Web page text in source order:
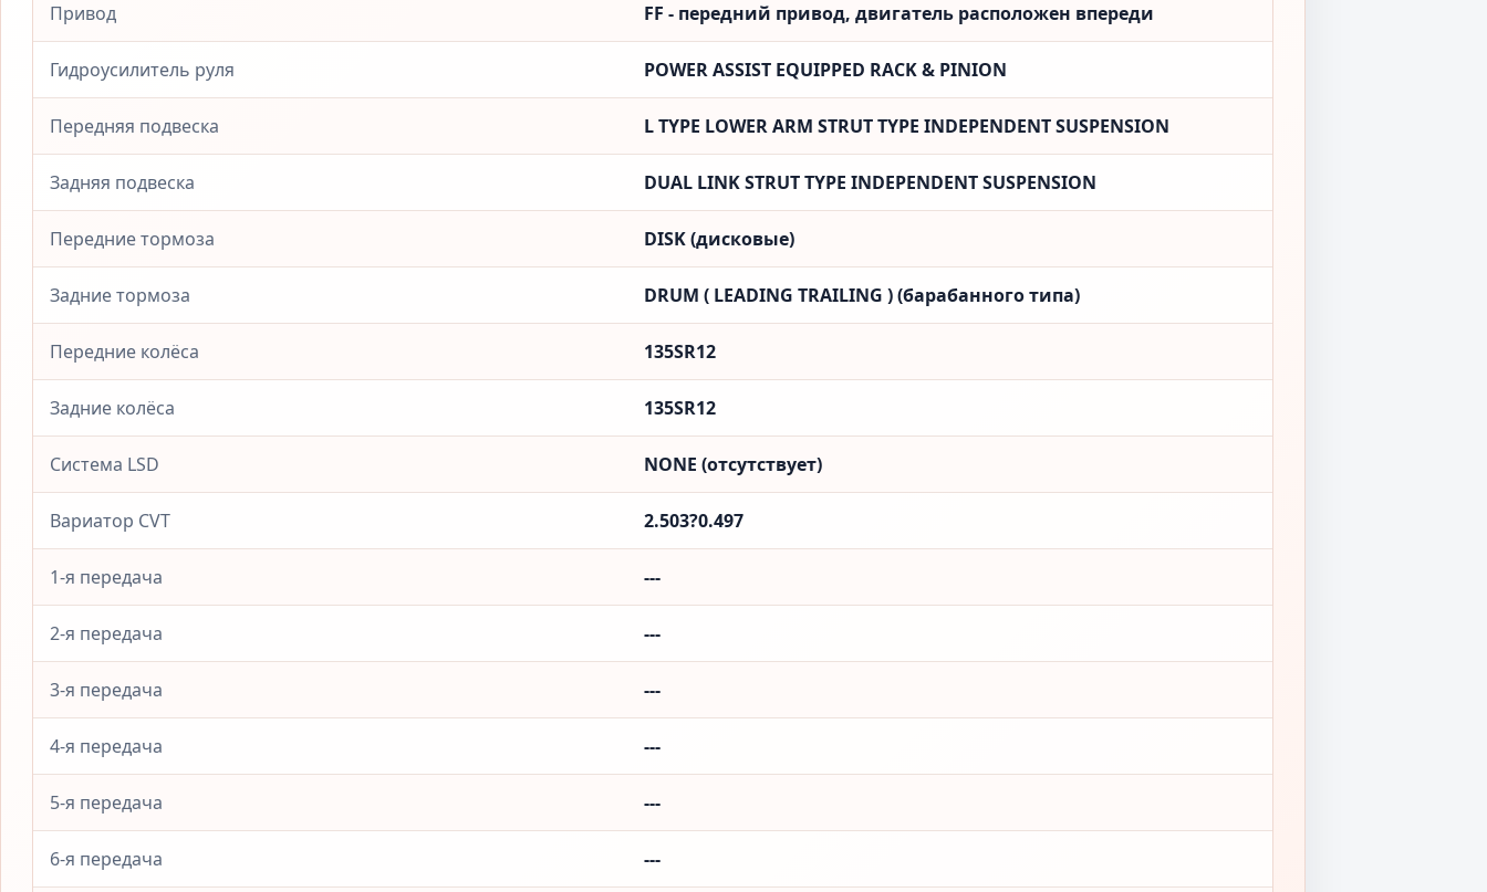
Привод FF - передний привод, двигатель расположен впереди
Гидроусилитель руля POWER ASSIST EQUIPPED RACK & PINION
Передняя подвеска L TYPE LOWER ARM STRUT TYPE INDEPENDENT SUSPENSION
Задняя подвеска DUAL LINK STRUT TYPE INDEPENDENT SUSPENSION
Передние тормоза DISK (дисковые)
Задние тормоза DRUM ( LEADING TRAILING ) (барабанного типа)
Передние колёса 135SR12
Задние колёса 135SR12
Система LSD NONE (отсутствует)
Вариатор CVT 2.503?0.497
1-я передача ---
2-я передача ---
3-я передача ---
4-я передача ---
5-я передача ---
6-я передача ---